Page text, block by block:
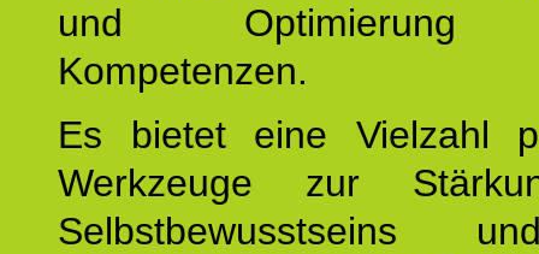
und Optimierung
Kompetenzen.
Es bietet eine Vielzahl
Werkzeuge zur
Selbstbewusstseins